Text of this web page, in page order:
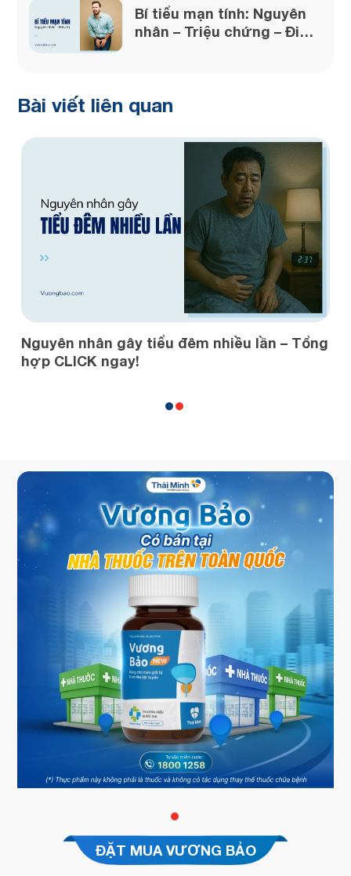
Bí tiểu mạn tính: Nguyên
nhân – Triệu chứng – Điều
Bài viết liên quan
Nguyên nhân gây tiểu đêm nhiều lần – Tổng
hợp CLICK ngay!
ĐẶT MUA VƯƠNG BẢO